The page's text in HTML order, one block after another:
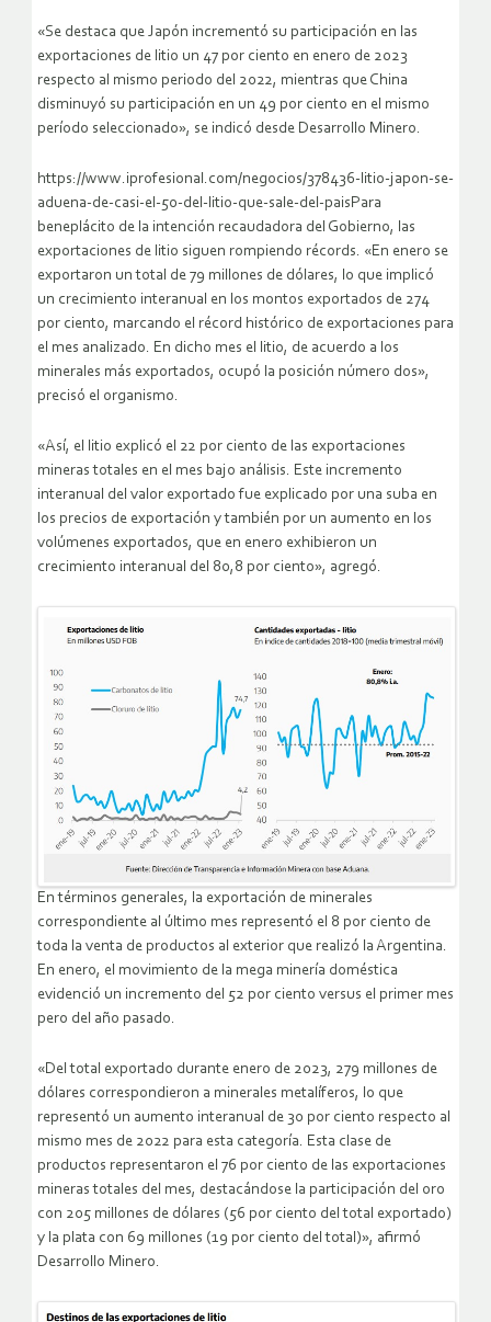
«Se destaca que Japón incrementó su participación en las
exportaciones de litio un 47 por ciento en enero de 2023
respecto al mismo periodo del 2022, mientras que China
disminuyó su participación en un 49 por ciento en el mismo
período seleccionado», se indicó desde Desarrollo Minero.
https://www.iprofesional.com/negocios/378436-litio-japon-se-
aduena-de-casi-el-50-del-litio-que-sale-del-paisPara
beneplácito de la intención recaudadora del Gobierno, las
exportaciones de litio siguen rompiendo récords. «En enero se
exportaron un total de 79 millones de dólares, lo que implicó
un crecimiento interanual en los montos exportados de 274
por ciento, marcando el récord histórico de exportaciones para
el mes analizado. En dicho mes el litio, de acuerdo a los
minerales más exportados, ocupó la posición número dos»,
precisó el organismo.
«Así, el litio explicó el 22 por ciento de las exportaciones
mineras totales en el mes bajo análisis. Este incremento
interanual del valor exportado fue explicado por una suba en
los precios de exportación y también por un aumento en los
volúmenes exportados, que en enero exhibieron un
crecimiento interanual del 80,8 por ciento», agregó.
En términos generales, la exportación de minerales
correspondiente al último mes representó el 8 por ciento de
toda la venta de productos al exterior que realizó la Argentina.
En enero, el movimiento de la mega minería doméstica
evidenció un incremento del 52 por ciento versus el primer mes
pero del año pasado.
«Del total exportado durante enero de 2023, 279 millones de
dólares correspondieron a minerales metalíferos, lo que
representó un aumento interanual de 30 por ciento respecto al
mismo mes de 2022 para esta categoría. Esta clase de
productos representaron el 76 por ciento de las exportaciones
mineras totales del mes, destacándose la participación del oro
con 205 millones de dólares (56 por ciento del total exportado)
y la plata con 69 millones (19 por ciento del total)», afirmó
Desarrollo Minero.